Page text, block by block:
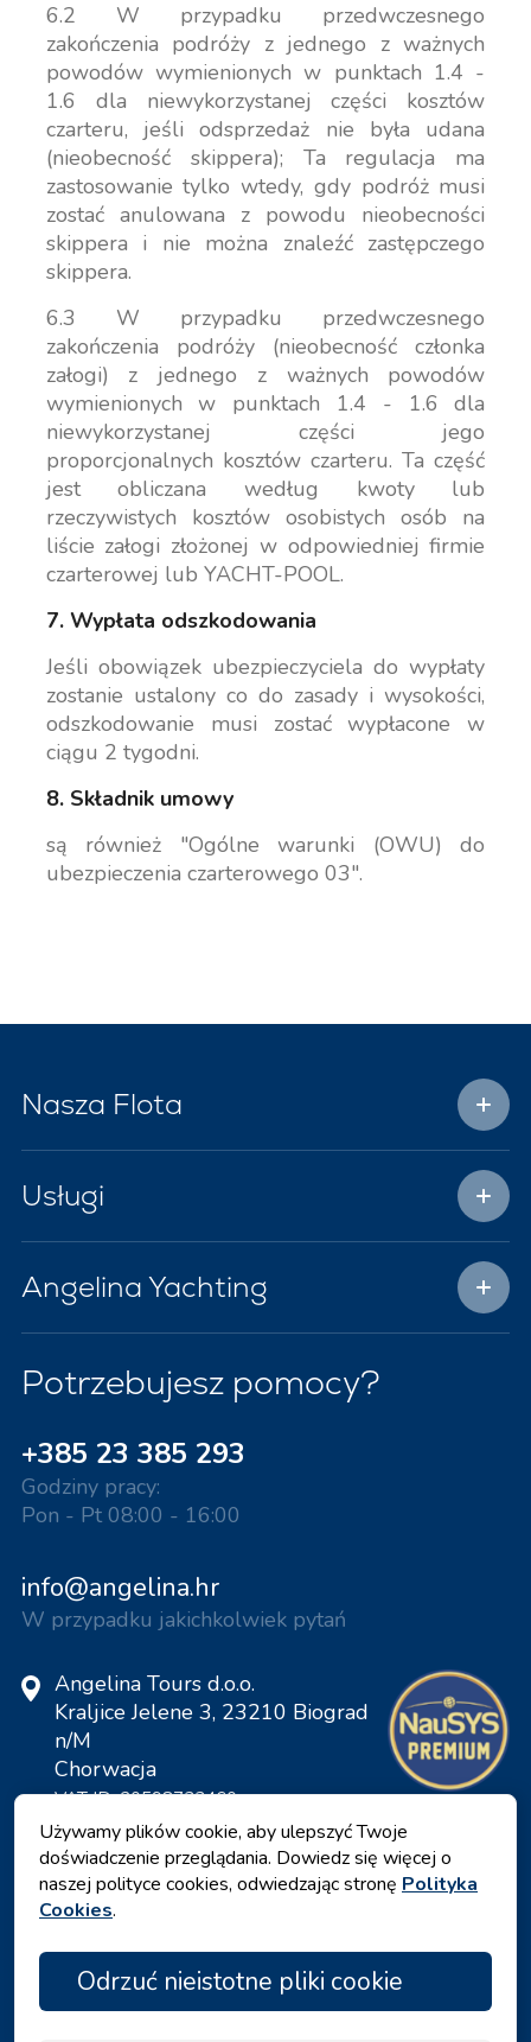
6.2 W przypadku przedwczesnego
zakończenia podróży z jednego z ważnych
powodów wymienionych w punktach 1.4 -
1.6 dla niewykorzystanej części kosztów
czarteru, jeśli odsprzedaż nie była udana
(nieobecność skippera); Ta regulacja ma
zastosowanie tylko wtedy, gdy podróż musi
zostać anulowana z powodu nieobecności
skippera i nie można znaleźć zastępczego
skippera.
6.3 W przypadku przedwczesnego
zakończenia podróży (nieobecność członka
załogi) z jednego z ważnych powodów
wymienionych w punktach 1.4 - 1.6 dla
niewykorzystanej części jego
proporcjonalnych kosztów czarteru. Ta część
jest obliczana według kwoty lub
rzeczywistych kosztów osobistych osób na
liście załogi złożonej w odpowiedniej firmie
czarterowej lub YACHT-POOL.
7. Wypłata odszkodowania
Jeśli obowiązek ubezpieczyciela do wypłaty
zostanie ustalony co do zasady i wysokości,
odszkodowanie musi zostać wypłacone w
ciągu 2 tygodni.
8. Składnik umowy
są również "Ogólne warunki (OWU) do
ubezpieczenia czarterowego 03".
Nasza Flota
Usługi
Angelina Yachting
Potrzebujesz pomocy?
+385 23 385 293
Godziny pracy:
Pon - Pt 08:00 - 16:00
info@angelina.hr
W przypadku jakichkolwiek pytań
Angelina Tours d.o.o.
Kraljice Jelene 3, 23210 Biograd
n/M
Chorwacja
VAT ID: 20598733460
ID: HR-AB-23-060130534, MB:
0650676
Używamy plików cookie, aby ulepszyć Twoje
doświadczenie przeglądania. Dowiedz się więcej o
naszej polityce cookies, odwiedzając stronę Polityka
Cookies.
Odrzuć nieistotne pliki cookie